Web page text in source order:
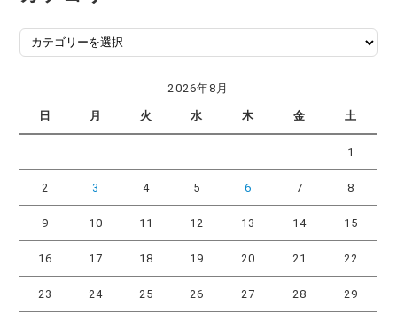
カ
テ
ー
2026年8月
日 月 火 水 木 金 土
1
2 3 4 5 6 7 8
9 10 11 12 13 14 15
16 17 18 19 20 21 22
23 24 25 26 27 28 29